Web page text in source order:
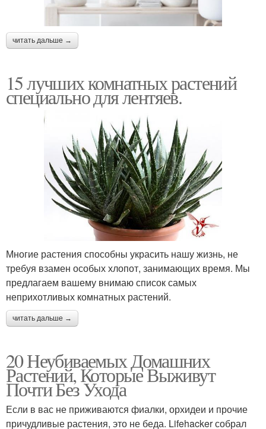
читать дальше →
15 лучших комнатных растений
специально для лентяев.
Многие растения способны украсить нашу жизнь, не
требуя взамен особых хлопот, занимающих время. Мы
предлагаем вашему внимаю список самых
неприхотливых комнатных растений.
читать дальше →
20 Неубиваемых Домашних
Растений, Которые Выживут
Почти Без Ухода
Если в вас не приживаются фиалки, орхидеи и прочие
причудливые растения, это не беда. Lifehacker собрал